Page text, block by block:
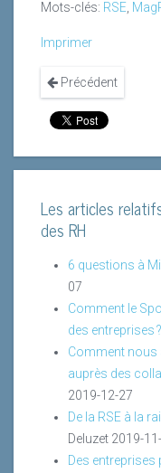
Mots-clés: RSE
Imprimer
Précédent
Les articles
des RH
6 questions à
07
Comment le
des entreprises ?
Comment nous
auprès des
2019-12-27
De la RSE à la
Deluzet 2019-
Des entreprises